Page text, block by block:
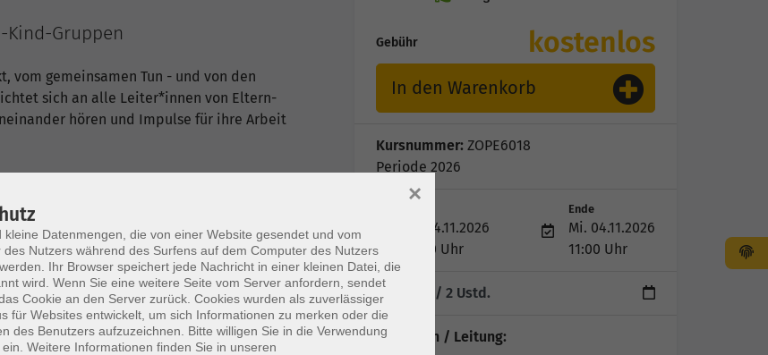
Gruppen
vom gemeinsamen Tun - und von den
sich an alle Leiter*innen von Eltern-
hören und Impulse für ihre Arbeit
für die kommende Zeit?
der Praxis, tauschen Erfahrungen aus und
- digital und persönlich.
Gebühr kostenlos
In den Warenkorb
Kursnummer: ZOPE6018
Periode 2026
Mi. 04.11.2026
09:30 Uhr
Ende
Mi. 04.11.2026
11:00 Uhr
1 Termin / 2 Ustd.
Dozent*in / Leitung:
kleine Datenmengen, die von einer Website gesendet und vom
des Nutzers während des Surfens auf dem Computer des Nutzers
Ihr Browser speichert jede Nachricht in einer kleinen Datei, die
wird. Wenn Sie eine weitere Seite vom Server anfordern, sendet
Cookie an den Server zurück. Cookies wurden als zuverlässiger
für Websites entwickelt, um sich Informationen zu merken oder die
des Benutzers aufzuzeichnen. Bitte willigen Sie in die Verwendung
Weitere Informationen finden Sie in unseren
×